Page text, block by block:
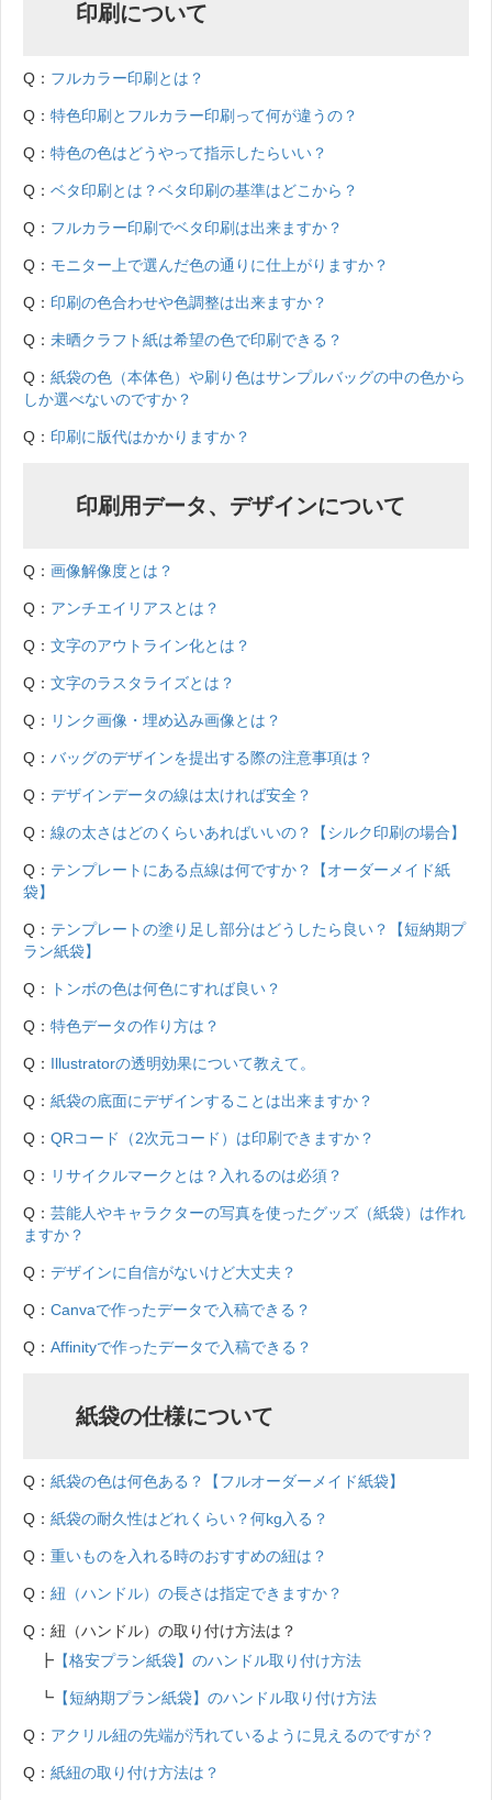
印刷について
Q： フルカラー印刷とは？
Q： 特色印刷とフルカラー印刷って何が違うの？
Q： 特色の色はどうやって指示したらいい？
Q： ベタ印刷とは？ベタ印刷の基準はどこから？
Q： フルカラー印刷でベタ印刷は出来ますか？
Q： モニター上で選んだ色の通りに仕上がりますか？
Q： 印刷の色合わせや色調整は出来ますか？
Q： 未晒クラフト紙は希望の色で印刷できる？
Q： 紙袋の色（本体色）や刷り色はサンプルバッグの中の色から
しか選べないのですか？
Q： 印刷に版代はかかりますか？
印刷用データ、デザインについて
Q： 画像解像度とは？
Q： アンチエイリアスとは？
Q： 文字のアウトライン化とは？
Q： 文字のラスタライズとは？
Q： リンク画像・埋め込み画像とは？
Q： バッグのデザインを提出する際の注意事項は？
Q： デザインデータの線は太ければ安全？
Q： 線の太さはどのくらいあればいいの？【シルク印刷の場合】
Q： テンプレートにある点線は何ですか？【オーダーメイド紙
袋】
Q： テンプレートの塗り足し部分はどうしたら良い？【短納期プ
ラン紙袋】
Q： トンボの色は何色にすれば良い？
Q： 特色データの作り方は？
Q： Illustratorの透明効果について教えて。
Q： 紙袋の底面にデザインすることは出来ますか？
Q： QRコード（2次元コード）は印刷できますか？
Q： リサイクルマークとは？入れるのは必須？
Q： 芸能人やキャラクターの写真を使ったグッズ（紙袋）は作れ
ますか？
Q： デザインに自信がないけど大丈夫？
Q： Canvaで作ったデータで入稿できる？
Q： Affinityで作ったデータで入稿できる？
紙袋の仕様について
Q： 紙袋の色は何色ある？【フルオーダーメイド紙袋】
Q： 紙袋の耐久性はどれくらい？何kg入る？
Q： 重いものを入れる時のおすすめの紐は？
Q： 紐（ハンドル）の長さは指定できますか？
Q：紐（ハンドル）の取り付け方法は？
┣ 【格安プラン紙袋】のハンドル取り付け方法
┗ 【短納期プラン紙袋】のハンドル取り付け方法
Q： アクリル紐の先端が汚れているように見えるのですが？
Q： 紙紐の取り付け方法は？